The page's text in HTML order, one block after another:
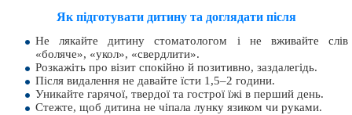
Як підготувати дитину та доглядати після
Не лякайте дитину стоматологом і не вживайте слів
«боляче», «укол», «свердлити».
Розкажіть про візит спокійно й позитивно, заздалегідь.
Після видалення не давайте їсти 1,5–2 години.
Уникайте гарячої, твердої та гострої їжі в перший день.
Стежте, щоб дитина не чіпала лунку язиком чи руками.